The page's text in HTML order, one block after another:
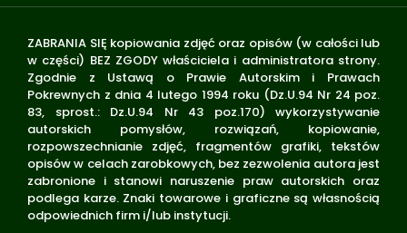
ZABRANIA SIĘ kopiowania zdjęć oraz opisów (w całości lub
w części) BEZ ZGODY właściciela i administratora strony.
Zgodnie z Ustawą o Prawie Autorskim i Prawach
Pokrewnych z dnia 4 lutego 1994 roku (Dz.U.94 Nr 24 poz.
83, sprost.: Dz.U.94 Nr 43 poz.170) wykorzystywanie
autorskich pomysłów, rozwiązań, kopiowanie,
rozpowszechnianie zdjęć, fragmentów grafiki, tekstów
opisów w celach zarobkowych, bez zezwolenia autora jest
zabronione i stanowi naruszenie praw autorskich oraz
podlega karze. Znaki towarowe i graficzne są własnością
odpowiednich firm i/lub instytucji.